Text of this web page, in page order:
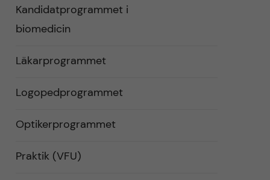
Kandidatprogrammet i
biomedicin
Läkarprogrammet
Logopedprogrammet
Optikerprogrammet
Praktik (VFU)